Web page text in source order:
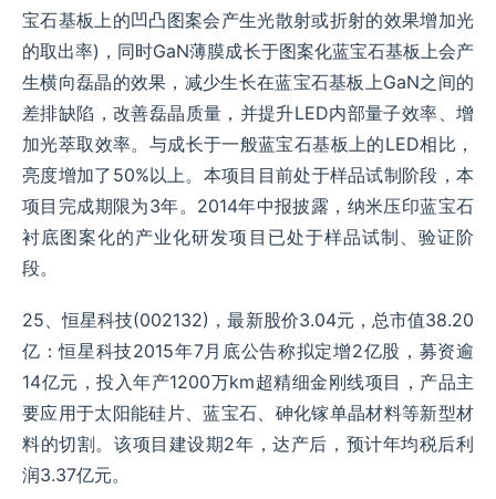
宝石基板上的凹凸图案会产生光散射或折射的效果增加光
的取出率)，同时GaN薄膜成长于图案化蓝宝石基板上会产
生横向磊晶的效果，减少生长在蓝宝石基板上GaN之间的
差排缺陷，改善磊晶质量，并提升LED内部量子效率、增
加光萃取效率。与成长于一般蓝宝石基板上的LED相比，
亮度增加了50%以上。本项目目前处于样品试制阶段，本
项目完成期限为3年。2014年中报披露，纳米压印蓝宝石
衬底图案化的产业化研发项目已处于样品试制、验证阶
段。
25、恒星科技(002132)，最新股价3.04元，总市值38.20
亿：恒星科技2015年7月底公告称拟定增2亿股，募资逾
14亿元，投入年产1200万km超精细金刚线项目，产品主
要应用于太阳能硅片、蓝宝石、砷化镓单晶材料等新型材
料的切割。该项目建设期2年，达产后，预计年均税后利
润3.37亿元。